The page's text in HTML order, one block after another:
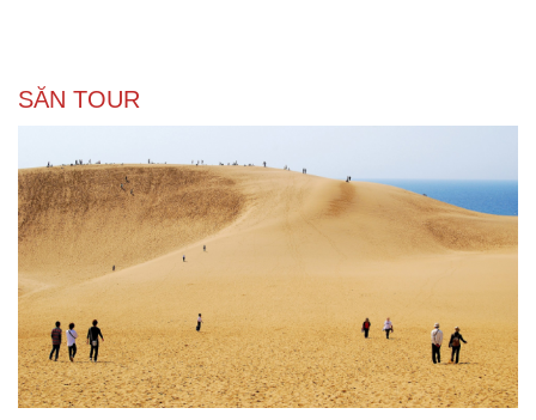
SĂN TOUR